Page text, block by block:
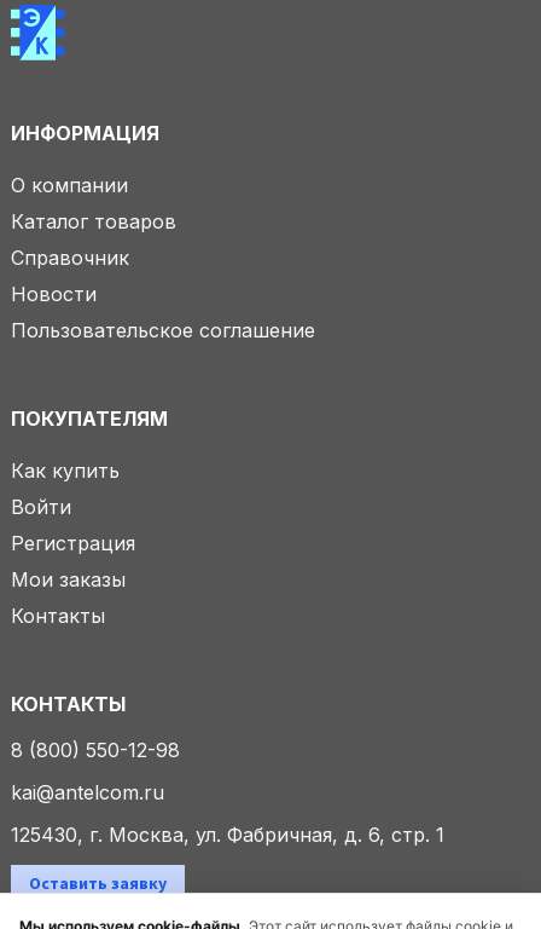
ИНФОРМАЦИЯ
О компании
Каталог товаров
Справочник
Новости
Пользовательское соглашение
ПОКУПАТЕЛЯМ
Как купить
Войти
Регистрация
Мои заказы
Контакты
КОНТАКТЫ
8 (800) 550-12-98
kai@antelcom.ru
125430, г. Москва, ул. Фабричная, д. 6, стр. 1
Оставить заявку